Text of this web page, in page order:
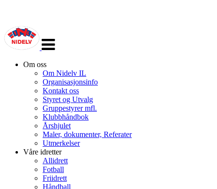
navigasjon
Om oss
Om Nidelv IL
Organisasjonsinfo
Kontakt oss
Styret og Utvalg
Gruppestyrer mfl.
Klubbhåndbok
Årshjulet
Maler, dokumenter, Referater
Utmerkelser
Våre idretter
Allidrett
Fotball
Friidrett
Håndball